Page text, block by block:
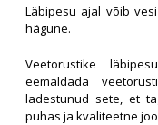
Läbipesu ajal võib
hägune.
Veetorustike
eemaldada
ladestunud sete, et
puhas ja kvaliteetne